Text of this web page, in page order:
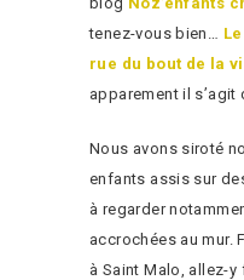
tenez-vous bien…
rue du bout de la
apparement il s’agit
Nous avons siroté
enfants assis sur
à regarder
accrochées au mur.
à Saint Malo, allez-y